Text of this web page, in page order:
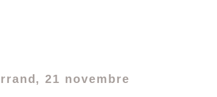
21 novembre